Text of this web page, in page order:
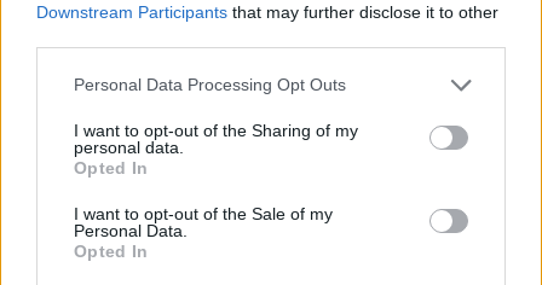
Downstream Participants that may further disclose it to other
Please note that this website/app uses one or more Google
not limited to your visit or usage behaviour. You may click to
grant or deny consent to Google and its third-party tags to
use your data for below specified purposes in below Google
consent section.
Personal Data Processing Opt Outs
I want to opt-out of the Sharing of my
personal data.
Opted In
I want to opt-out of the Sale of my
Personal Data.
Opted In